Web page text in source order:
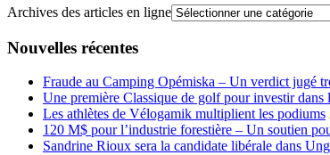
Archives des articles en ligne
Nouvelles récentes
Fraude au Camping Opémiska – Un verdict jugé
Une première Classique de golf pour investir dans
Les athlètes de Vélogamik multiplient les podiums
120 M$ pour l’industrie forestière – Un soutien
Sandrine Rioux sera la candidate libérale dans